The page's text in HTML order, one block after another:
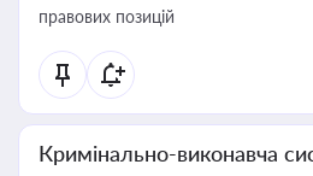
правових позицій
Кримінально-виконавча